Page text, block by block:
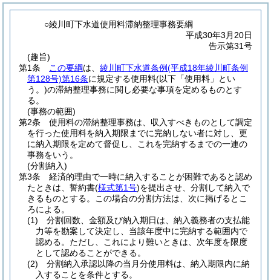
○綾川町下水道使用料滞納整理事務要綱
平成30年3月20日
告示第31号
(趣旨)
第1条
この要綱は、 綾川町下水道条例(平成18年綾川町条例
第128号)第16条に規定する使用料(以下「使用料」とい
う。)の滞納整理事務に関し必要な事項を定めるものとす
る。
(事務の範囲)
第2条
使用料の滞納整理事務は、収入すべきものとして調定
を行った使用料を納入期限までに完納しない者に対し、更
に納入期限を定めて督促し、これを完納するまでの一連の
事務をいう。
(分割納入)
第3条
経済的理由で一時に納入することが困難であると認め
たときは、誓約書(様式第1号)を提出させ、分割して納入で
きるものとする。
この場合の分割方法は、次に掲げるとこ
ろによる。
(1)
分割回数、金額及び納入期日は、納入義務者の支払能
力等を勘案して決定し、当該年度中に完納する範囲内で
認める。 ただし、これにより難いときは、次年度を限度
として認めることができる。
(2)
分割納入承認以降の当月分使用料は、納入期限内に納
入することを条件とする。